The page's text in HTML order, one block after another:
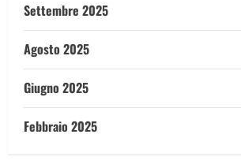
Settembre 2025
Agosto 2025
Giugno 2025
Febbraio 2025